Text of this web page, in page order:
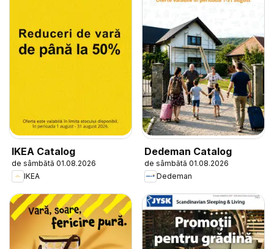
IKEA Catalog
de sâmbătă 01.08.2026
IKEA
Dedeman Catalog
de sâmbătă 01.08.2026
Dedeman